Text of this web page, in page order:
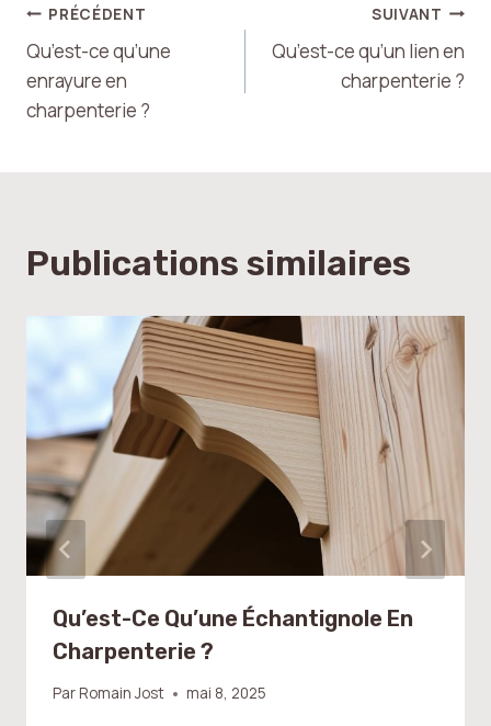
Navigation
de
l’article
PRÉCÉDENT
Qu’est-ce qu’une
enrayure en
charpenterie ?
SUIVANT
Qu’est-ce qu’un lien en
charpenterie ?
Publications similaires
Qu’est-Ce Qu’une Échantignole En
Charpenterie ?
Par Romain Jost mai 8, 2025